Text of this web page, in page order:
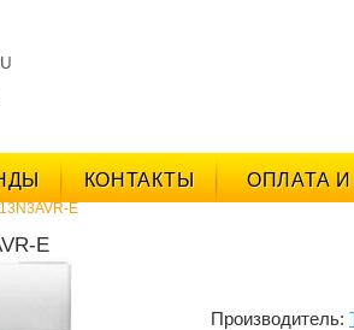
КОНТАКТЫ ОПЛАТА
E
E
Производитель: